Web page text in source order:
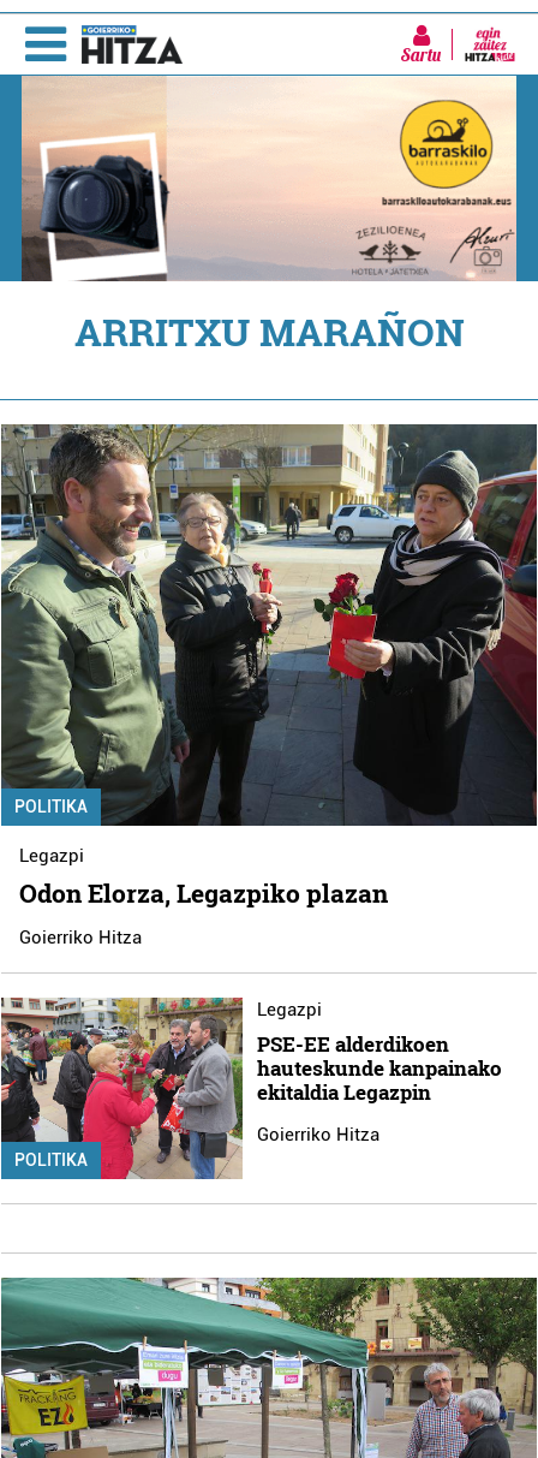
Sartu
ARRITXU MARAÑON
POLITIKA
Legazpi
Odon Elorza, Legazpiko plazan
Goierriko Hitza
POLITIKA
Legazpi
PSE-EE alderdikoen
hauteskunde kanpainako
ekitaldia Legazpin
Goierriko Hitza